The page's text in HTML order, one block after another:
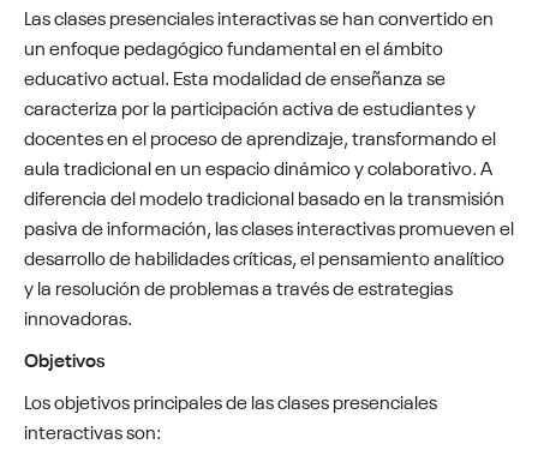
Las clases presenciales interactivas se han convertido en
un enfoque pedagógico fundamental en el ámbito
educativo actual. Esta modalidad de enseñanza se
caracteriza por la participación activa de estudiantes y
docentes en el proceso de aprendizaje, transformando el
aula tradicional en un espacio dinámico y colaborativo. A
diferencia del modelo tradicional basado en la transmisión
pasiva de información, las clases interactivas promueven el
desarrollo de habilidades críticas, el pensamiento analítico
y la resolución de problemas a través de estrategias
innovadoras.
Objetivos
Los objetivos principales de las clases presenciales
interactivas son: